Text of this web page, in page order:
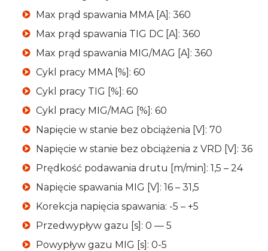
Max prąd spawania MMA [A]: 360
Max prąd spawania TIG DC [A]: 360
Max prąd spawania MIG/MAG [A]: 360
Cykl pracy MMA [%]: 60
Cykl pracy TIG [%]: 60
Cykl pracy MIG/MAG [%]: 60
Napięcie w stanie bez obciążenia [V]: 70
Napięcie w stanie bez obciążenia z VRD [V]: 36
Prędkość podawania drutu [m/min]: 1,5 – 24
Napięcie spawania MIG [V]: 16 – 31,5
Korekcja napięcia spawania: -5 – +5
Przedwypływ gazu [s]: 0 — 5
Powypływ gazu MIG [s]: 0-5